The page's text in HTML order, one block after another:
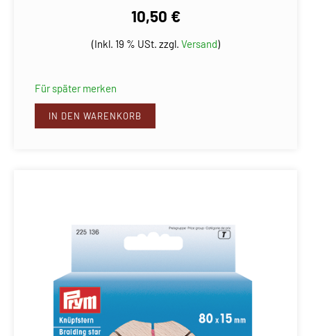
10,50 €
(Inkl. 19 % USt. zzgl. Versand)
Für später merken
IN DEN WARENKORB